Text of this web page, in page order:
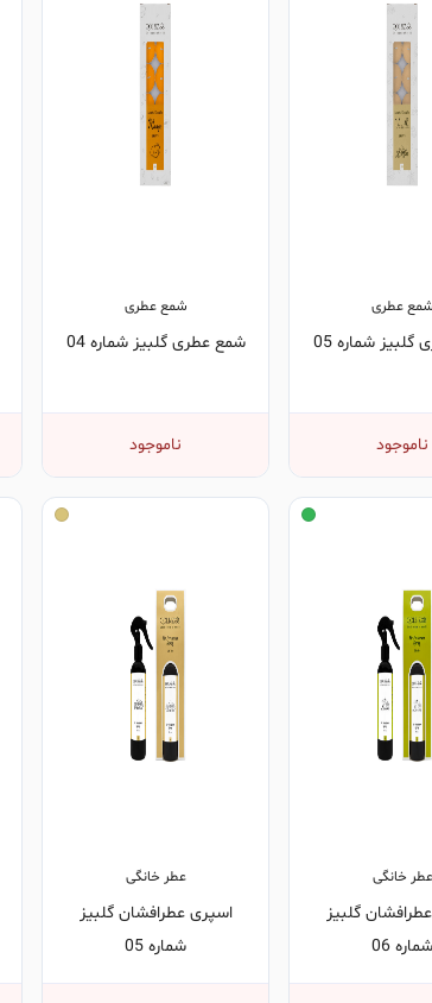
شمع عطری
شماره 05
ناموجود
شمع عطری
شمع عطری گلبیز شماره 04
ناموجود
عطر خانگی
گلبیز
شماره 06
عطر خانگی
اسپری عطرافشان گلبیز
شماره 05